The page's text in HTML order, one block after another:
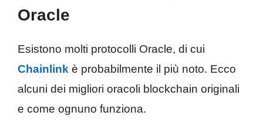
Oracle
Esistono molti protocolli Oracle, di cui
Chainlink è probabilmente il più noto. Ecco
alcuni dei migliori oracoli blockchain originali
e come ognuno funziona.